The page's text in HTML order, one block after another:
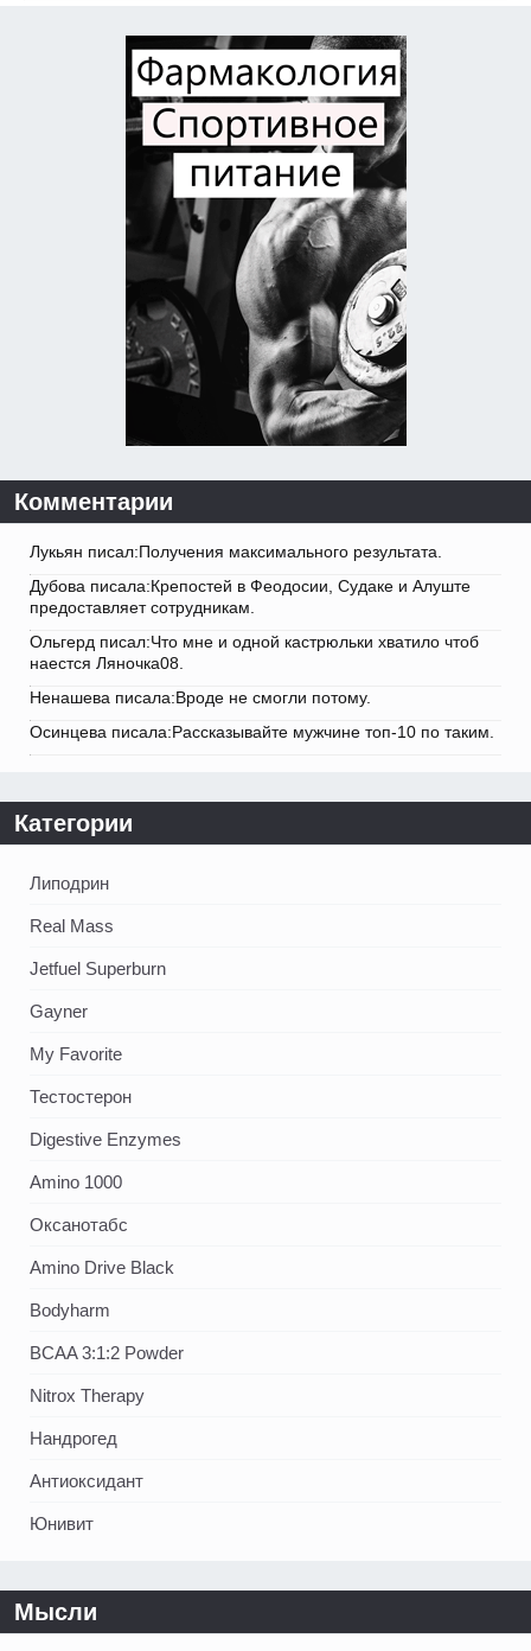
Комментарии
Лукьян писал:Получения максимального результата.
Дубова писала:Крепостей в Феодосии, Судаке и Алуште
предоставляет сотрудникам.
Ольгерд писал:Что мне и одной кастрюльки хватило чтоб
наестся Ляночка08.
Ненашева писала:Вроде не смогли потому.
Осинцева писала:Рассказывайте мужчине топ-10 по таким.
Категории
Липодрин
Real Mass
Jetfuel Superburn
Gayner
My Favorite
Тестостерон
Digestive Enzymes
Amino 1000
Оксанотабс
Amino Drive Black
Bodyharm
BCAA 3:1:2 Powder
Nitrox Therapy
Нандрогед
Антиоксидант
Юнивит
Мысли